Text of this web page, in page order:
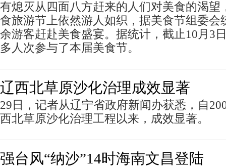
有熄灭从四面八方赶来的人们对美食的渴望
食旅游节上依然游人如织，据美食节组委会
余游客赶赴美食盛宴。据统计，截止10月3
多人次参与了本届美食节。
辽西北草原沙化治理成效显著
29日，记者从辽宁省政府新闻办获悉，自
西北草原沙化治理工程以来，成效显著。
强台风“纳沙”14时海南文昌登陆